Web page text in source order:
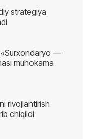
strategiya
—
muhokama
rivojlantirish
chiqildi